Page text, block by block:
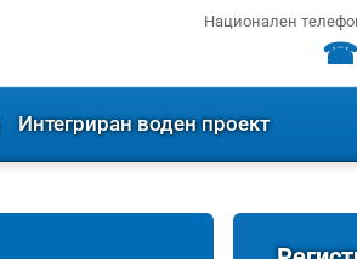
Национален
☎
Интегриран воден проект